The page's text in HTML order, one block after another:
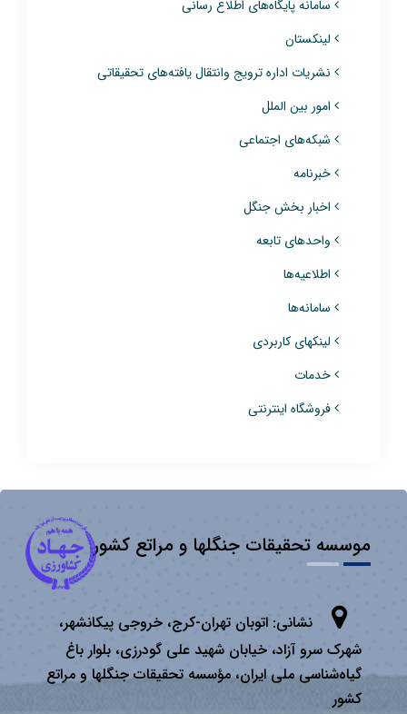
سامانه پایگاه‌های اطلاع رسانی
لینکستان
نشریات اداره ترویج وانتقال یافته‌های تحقیقاتی
امور بین الملل
شبکه‌های اجتماعی
خبرنامه
اخبار بخش جنگل
واحدهای تابعه
اطلاعیه‌ها
سامانه‌ها
لینکهای کاربردی
خدمات
فروشگاه اینترنتی
موسسه تحقیقات جنگلها و مراتع کشور
نشانی: اتوبان تهران­-كرج، خروجی پیكانشهر،
شهرک سرو آزاد، خیابان شهید علی گودرزی، بلوار باغ
گیاه‌شناسی ملی ایران، مؤسسه تحقیقات جنگلها و مراتع
كشور